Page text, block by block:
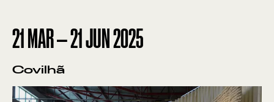
21MAR—21JUN2025
Covilhã